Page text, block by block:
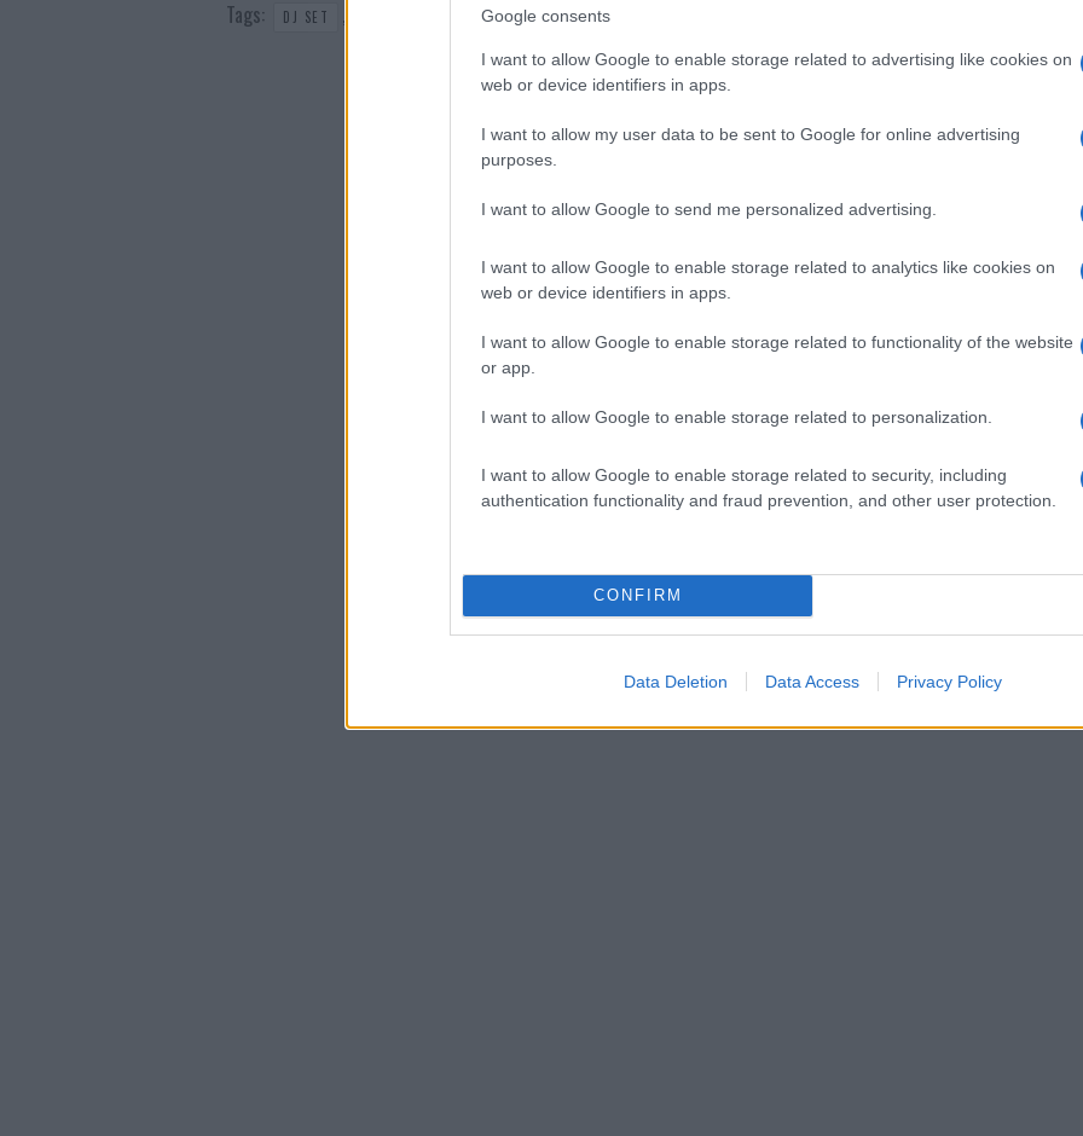
Google consents
I want to allow Google to enable storage related to advertising like cookies on
web or device identifiers in apps.
I want to allow my user data to be sent to Google for online advertising
purposes.
I want to allow Google to send me personalized advertising.
I want to allow Google to enable storage related to analytics like cookies on
web or device identifiers in apps.
I want to allow Google to enable storage related to functionality of the website
or app.
I want to allow Google to enable storage related to personalization.
I want to allow Google to enable storage related to security, including
authentication functionality and fraud prevention, and other user protection.
CONFIRM
Data Deletion Data Access Privacy Policy
Tags: DJ SET , , EVENTI GOLFO ARANCI